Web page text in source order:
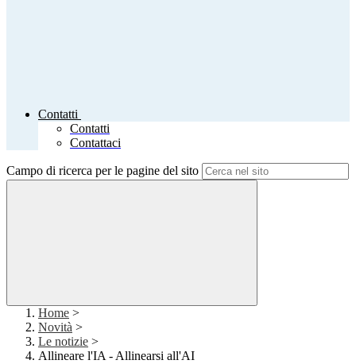
Contatti
Contatti
Contattaci
Campo di ricerca per le pagine del sito
Home >
Novità >
Le notizie >
Allineare l'IA - Allinearsi all'AI